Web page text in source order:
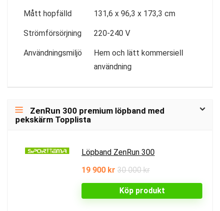
Mått hopfälld 131,6 x 96,3 x 173,3 cm
Strömförsörjning 220-240 V
Användningsmiljö
Hem och lätt kommersiell
användning
ZenRun 300 premium löpband med
pekskärm Topplista
Löpband ZenRun 300
19 900 kr 30 000 kr
Köp produkt